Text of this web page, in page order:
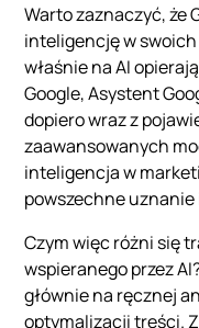
Warto zaznaczyć, że
inteligencję w swoich
właśnie na AI
Google, Asystent
dopiero wraz z
zaawansowanych
inteligencja w
powszechne uznanie
Czym więc różni się
wspieranego przez
głównie na ręcznej
optymalizacji treści.